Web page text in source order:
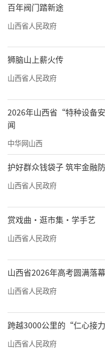
实验室讲师董虹
次区等地进行普查。
山川河谷进行地毯式
类、分布区域、生长
存了珍贵的第一手资
木的时光，董虹玲满
为有效保护和合
验室先后建立山西省
库、中药标本信息库
数字化信息库。2023
的“山西省第四次全
奖一等奖。
“中药资源是中
质基础。中药资源普
行业发展的整体决策
实验室据此编制了各
指导。
中药材种植业是
百年阀门踏新途
山西省人民政府
狮脑山上薪火传
山西省人民政府
2026年山西省“特种设备
闻
中华网山西
护好群众钱袋子 筑牢金融
山西省人民政府
赏戏曲·逛市集·学手艺
山西省人民政府
山西省2026年高考圆满落幕
山西省人民政府
跨越3000公里的“仁心接
山西省人民政府